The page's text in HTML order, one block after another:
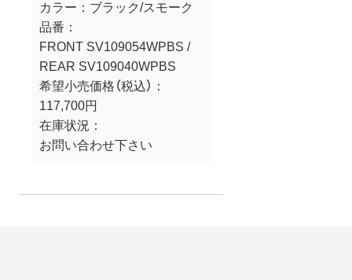
カラー： ブラック/スモーク
品番：
FRONT SV109054WPBS /
REAR SV109040WPBS
希望小売価格（税込）：
117,700円
在庫状況：
お問い合わせ下さい